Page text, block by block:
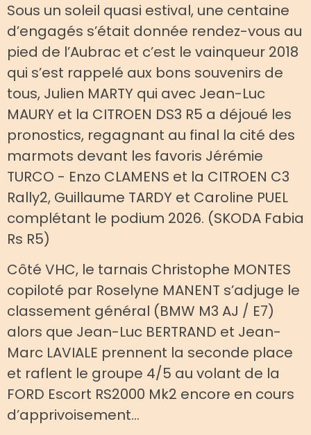
Sous un soleil quasi estival, une centaine
d’engagés s’était donnée rendez-vous au
pied de l’Aubrac et c’est le vainqueur 2018
qui s’est rappelé aux bons souvenirs de
tous, Julien MARTY qui avec Jean-Luc
MAURY et la CITROEN DS3 R5 a déjoué les
pronostics, regagnant au final la cité des
marmots devant les favoris Jérémie
TURCO - Enzo CLAMENS et la CITROEN C3
Rally2, Guillaume TARDY et Caroline PUEL
complétant le podium 2026. (SKODA Fabia
Rs R5)
Côté VHC, le tarnais Christophe MONTES
copiloté par Roselyne MANENT s’adjuge le
classement général (BMW M3 AJ / E7)
alors que Jean-Luc BERTRAND et Jean-
Marc LAVIALE prennent la seconde place
et raflent le groupe 4/5 au volant de la
FORD Escort RS2000 Mk2 encore en cours
d’apprivoisement…